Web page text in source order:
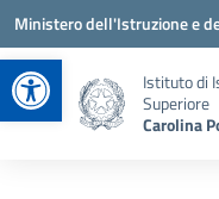
Apri la barra
Vai ai contenuti
Vai al menu di navigazione
Vai al footer
Ministero dell'Istruzione e
Istituto di
Superiore
Carolina